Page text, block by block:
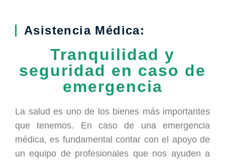
Asistencia Médica:
Tranquilidad y
seguridad en caso de
emergencia
La salud es uno de los bienes más importantes
que tenemos. En caso de una emergencia
médica, es fundamental contar con el apoyo de
un equipo de profesionales que nos ayuden a